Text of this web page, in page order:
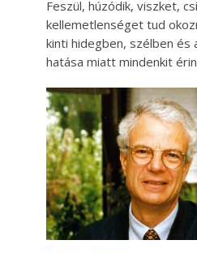
Feszül, húzódik, viszket,
kellemetlenséget tud
kinti hidegben, szélben
hatása miatt mindenkit